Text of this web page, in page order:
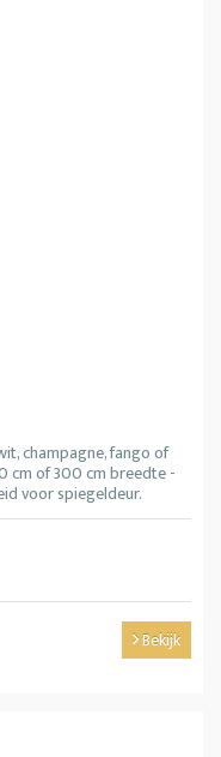
champagne, fango of
cm of 300 cm breedte -
voor spiegeldeur.
Bekijk